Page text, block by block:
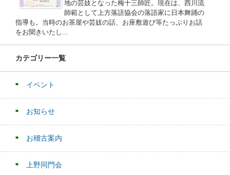
地の芸妓となった梅十三師匠。現在は、西川流
師範として上方落語協会の落語家に日本舞踊の
指導も。当時のお茶屋や芸妓の話、お座敷遊び等たっぷりお話
をお聞きいたし...
カテゴリー一覧
イベント
お知らせ
お稽古案内
上野同門会